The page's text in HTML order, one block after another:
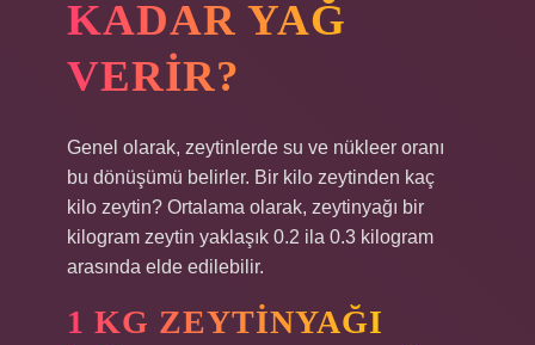
KADAR YAĞ
VERIR?
Genel olarak, zeytinlerde su ve nükleer oranı
bu dönüşümü belirler. Bir kilo zeytinden kaç
kilo zeytin? Ortalama olarak, zeytinyağı bir
kilogram zeytin yaklaşık 0.2 ila 0.3 kilogram
arasında elde edilebilir.
1 KG ZEYTINYAĞI